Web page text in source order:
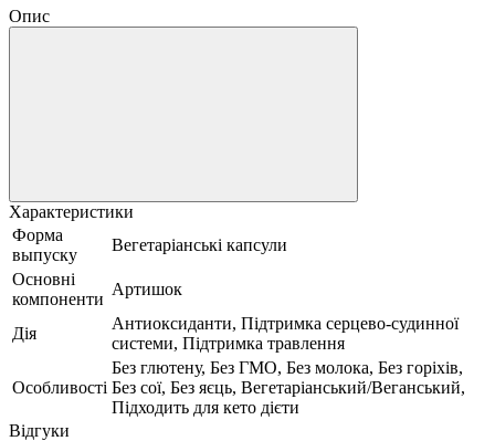
Опис
Характеристики
Форма
выпуску
Вегетаріанські капсули
Основні
компоненти
Артишок
Дія
Антиоксиданти, Підтримка серцево-судинної
системи, Підтримка травлення
Особливості
Без глютену, Без ГМО, Без молока, Без горіхів,
Без сої, Без яєць, Вегетаріанський/Веганський,
Підходить для кето дієти
Відгуки